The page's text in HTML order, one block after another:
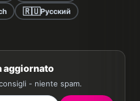
🇷🇺Русский
aggiornato
- niente spam.